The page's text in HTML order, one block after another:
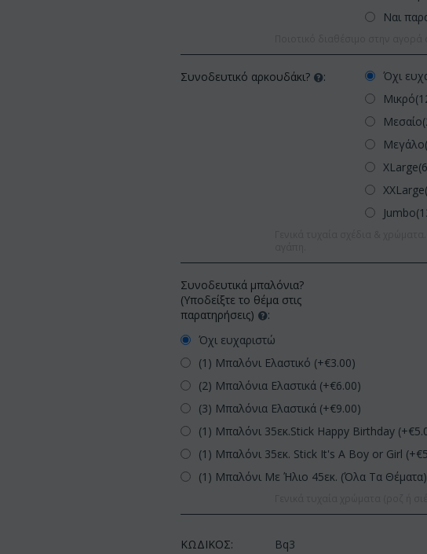
Ναι
Συνοδευτικό αρκουδάκι? :
Όχι
Συνοδευτικά μπαλόνια?
(Υποδείξτε το θέμα στις
παρατηρήσεις)
:
Όχι ευχαριστώ
(1) Μπαλόνι Ελαστικό (+€3.00)
(2) Μπαλόνια Ελαστικά (+€6.00)
(3) Μπαλόνια Ελαστικά (+€9.00)
(1) Μπαλόνι 35εκ.Stick Happy Birthday (+€
(1) Μπαλόνι 35εκ. Stick It's A Boy or Girl (+€
(1) Μπαλόνι Με Ήλιο 45εκ. (Όλα Τα
ΚΩΔΙΚΟΣ:
Bq3